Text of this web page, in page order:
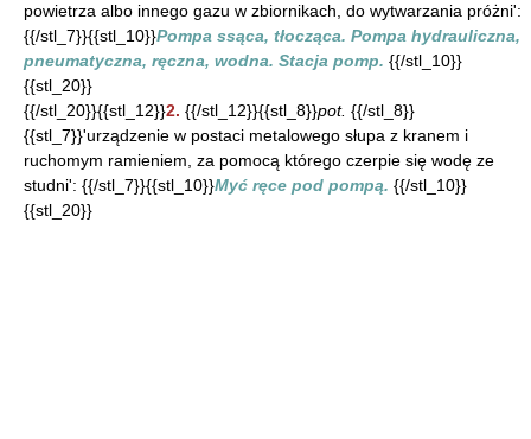
powietrza albo innego gazu w zbiornikach, do wytwarzania próżni':
{{/stl_7}}{{stl_10}}Pompa ssąca, tłocząca. Pompa hydrauliczna,
pneumatyczna, ręczna, wodna. Stacja pomp. {{/stl_10}}
{{stl_20}}
{{/stl_20}}{{stl_12}}2. {{/stl_12}}{{stl_8}}pot. {{/stl_8}}
{{stl_7}}'urządzenie w postaci metalowego słupa z kranem i
ruchomym ramieniem, za pomocą którego czerpie się wodę ze
studni': {{/stl_7}}{{stl_10}}Myć ręce pod pompą. {{/stl_10}}
{{stl_20}}